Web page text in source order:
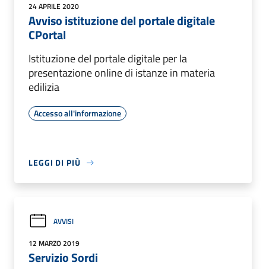
24 APRILE 2020
Avviso istituzione del portale digitale
CPortal
Istituzione del portale digitale per la
presentazione online di istanze in materia
edilizia
Accesso all'informazione
LEGGI DI PIÙ
AVVISI
12 MARZO 2019
Servizio Sordi